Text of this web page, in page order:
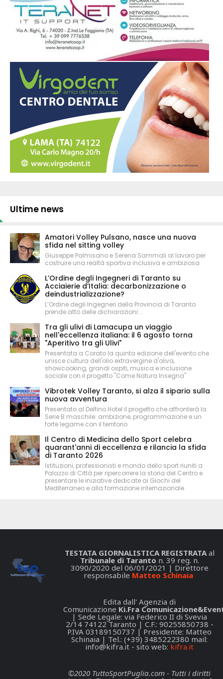
Ultime news
Amatori Volley Pulsano, nasce una nuova
sfida nel sitting volley
Giuseppe Palmisano e Serena Sammali al lavoro per
costruire una realtà sportiva inclusiva e ambiziosa
L’Ordine degli Ingegneri di Taranto su
Acciaierie d’Italia: decarbonizzazione o
deindustrializzazione?
L’Ordine degli Ingegneri della Provincia di Taranto
prende atto delle dichiarazioni...
Tra gli ulivi di Lamacupa un viaggio
nell'eccellenza italiana: il 6 agosto torna
"Aperitivo tra gli Ulivi"
Presentata a Corato la quinta edizione dell'evento che
unisce cultura dell'olio extravergine d'oliva,
showcooking, grandi ospiti, musica e inclusione
sociale con il progetto "Come Natura Insegna"
Vibrotek Volley Taranto, si alza il sipario sulla
nuova avventura
Presentato al Delfino Hotel il progetto che affronterà la
Serie B maschile: ambizione, programmazione e un
forte legame con il territorio
Il Centro di Medicina dello Sport celebra
quarant'anni di eccellenza e rilancia la sfida
di Taranto 2026
Istituzioni, professionisti e mondo dello sport riuniti a
Palazzo di Città per ripercorrere la storia del Centro e
presentare le iniziative dedicate ai Giochi del
Mediterraneo e alla formazione internazionale
TESTATA GIORNALISTICA REGISTRATAal
Tribunale di Taranto n. 39 reg. n.
3090/2020 del 06/01/2021 | Direttore
responsabile Matteo Schinaia
Edita dall' Agenzia di
Comunicazione Ki.Fra
| Sede Legale: via Federico II di Svevia
2/14 74122 Taranto | C.F.: 90255850738 -
P.IVA 03189150737 | Presidente: Matteo
Schinaia | Tel.: (+39) 3485222380 mail:
info@kifra.it - sito web: kifra.it
©2020 TuttoSportPuglia.com - Tutti i diritti